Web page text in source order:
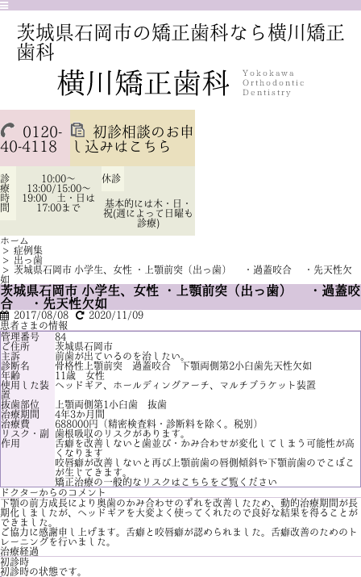
茨城県石岡市の矯正歯科なら横川矯正
歯科
0120-
40-4118
初診相談のお申
し込みはこちら
診
療
時
間
10:00～
13:00/15:00～
19:00 土・日は
17:00まで
休診
基本的には木・日・
祝(週によって日曜も
診療)
ホーム
> 症例集
> 出っ歯
> 茨城県石岡市 小学生、女性 ・上顎前突（出っ歯） ・過蓋咬合 ・先天性欠
如
茨城県石岡市 小学生、女性 ・上顎前突（出っ歯） ・過蓋咬
合 ・先天性欠如
2017/08/08
2020/11/09
患者さまの情報
管理番号
84
ご住所
茨城県石岡市
主訴
前歯が出ているのを治したい。
診断名
骨格性上顎前突 過蓋咬合 下顎両側第2小臼歯先天性欠如
年齢
11歳 女性
使用した装
置
ヘッドギア、ホールディングアーチ、マルチブラケット装置
抜歯部位
上顎両側第1小臼歯 抜歯
治療期間
4年3か月間
治療費
688000円（精密検査料・診断料を除く。税別）
リスク・副
作用
歯根吸収のリスクがあります。
舌癖を改善しないと歯並び・かみ合わせが変化してしまう可能性が高
くなります
咬唇癖が改善しないと再び上顎前歯の唇側傾斜や下顎前歯のでこぼこ
が生じてきます。
矯正治療の一般的なリスクは こちら をご覧ください
ドクターからのコメント
下顎の前方成長により奥歯のかみ合わせのずれを改善したため、動的治療期間が長
期化しましたが、ヘッドギアを大変よく使ってくれたので良好な結果を得ることが
できました。
ご協力に感謝申し上げます。舌癖と咬唇癖が認められました。舌癖改善のためのト
レーニングを行いました。
治療経過
初診時
初診時の状態です。